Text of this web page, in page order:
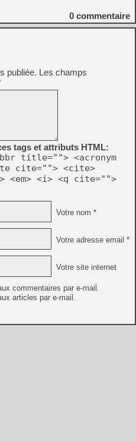
0 commentaire
publiée. Les champs
tags et attributs HTML:
title=""> <acronym
cite=""> <cite>
<em> <i> <q cite="">
Votre nom *
Votre adresse email *
Votre site internet
commentaires par e-mail.
articles par e-mail.